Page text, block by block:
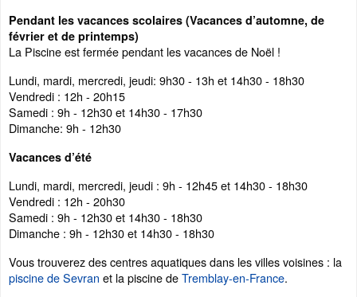
Pendant les vacances scolaires (Vacances d’automne, de
février et de printemps)
La Piscine est fermée pendant les vacances de Noël !
Lundi, mardi, mercredi, jeudi: 9h30 - 13h et 14h30 - 18h30
Vendredi : 12h - 20h15
Samedi : 9h - 12h30 et 14h30 - 17h30
Dimanche: 9h - 12h30
Vacances d’été
Lundi, mardi, mercredi, jeudi : 9h - 12h45 et 14h30 - 18h30
Vendredi : 12h - 20h30
Samedi : 9h - 12h30 et 14h30 - 18h30
Dimanche : 9h - 12h30 et 14h30 - 18h30
Vous trouverez des centres aquatiques dans les villes voisines : la
piscine de Sevran et la piscine deTremblay-en-France.